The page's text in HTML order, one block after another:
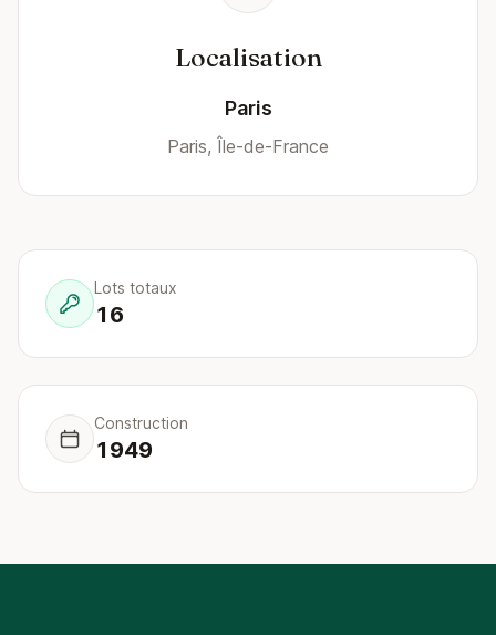
Localisation
Paris
Paris, Île-de-France
Lots totaux
16
Construction
1949